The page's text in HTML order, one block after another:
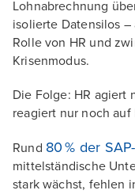
Lohnabrechnung
isolierte Datensilos
Rolle von HR und
Krisenmodus.
Die Folge: HR agiert
reagiert nur noch auf
Rund 80 % der
mittelständische
stark wächst, fehlen